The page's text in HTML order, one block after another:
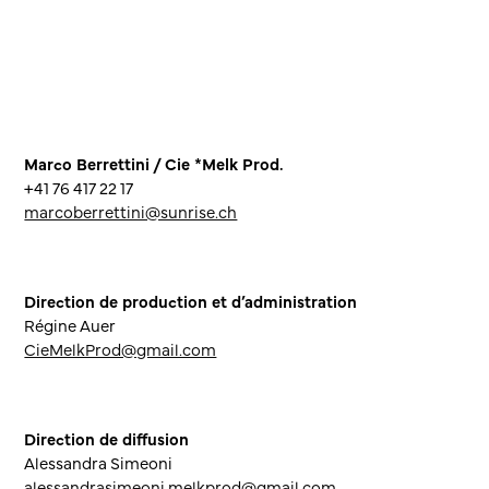
Marco Berrettini / Cie *Melk Prod.
+41 76 417 22 17
marcoberrettini@sunrise.ch
Direction de production et d’administration
Régine Auer
CieMelkProd@gmail.com
Direction de diffusion
Alessandra Simeoni